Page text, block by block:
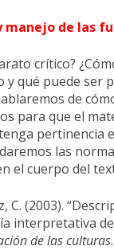
manejo de las
crítico?
y qué puede ser
de
para que el
pertinencia
las
el cuerpo del
C. (2003).
interpretativa
de las culturas